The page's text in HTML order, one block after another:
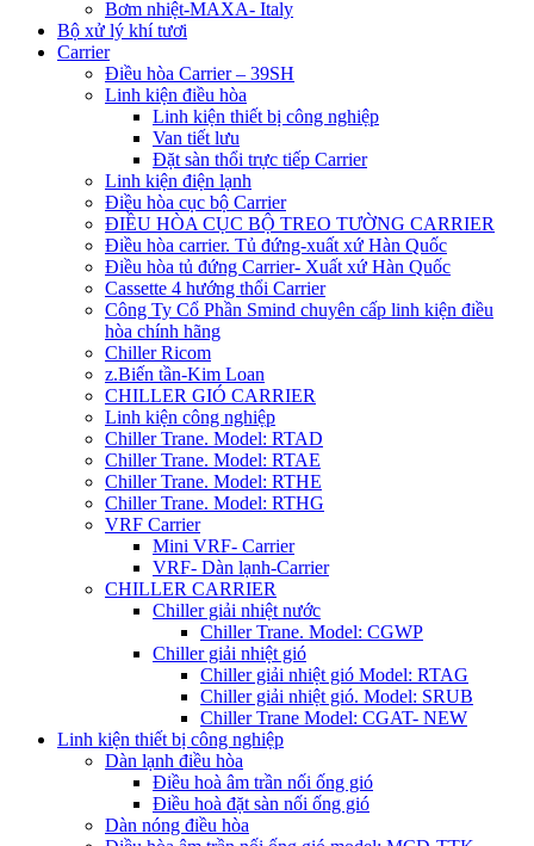
Bơm nhiệt-MAXA- Italy
Bộ xử lý khí tươi
Carrier
Điều hòa Carrier – 39SH
Linh kiện điều hòa
Linh kiện thiết bị công nghiệp
Van tiết lưu
Đặt sàn thổi trực tiếp Carrier
Linh kiện điện lạnh
Điều hòa cục bộ Carrier
ĐIỀU HÒA CỤC BỘ TREO TƯỜNG CARRIER
Điều hòa carrier. Tủ đứng-xuất xứ Hàn Quốc
Điều hòa tủ đứng Carrier- Xuất xứ Hàn Quốc
Cassette 4 hướng thổi Carrier
Công Ty Cổ Phần Smind chuyên cấp linh kiện điều
hòa chính hãng
Chiller Ricom
z.Biến tần-Kim Loan
CHILLER GIÓ CARRIER
Linh kiện công nghiệp
Chiller Trane. Model: RTAD
Chiller Trane. Model: RTAE
Chiller Trane. Model: RTHE
Chiller Trane. Model: RTHG
VRF Carrier
Mini VRF- Carrier
VRF- Dàn lạnh-Carrier
CHILLER CARRIER
Chiller giải nhiệt nước
Chiller Trane. Model: CGWP
Chiller giải nhiệt gió
Chiller giải nhiệt gió Model: RTAG
Chiller giải nhiệt gió. Model: SRUB
Chiller Trane Model: CGAT- NEW
Linh kiện thiết bị công nghiệp
Dàn lạnh điều hòa
Điều hoà âm trần nối ống gió
Điều hoà đặt sàn nối ống gió
Dàn nóng điều hòa